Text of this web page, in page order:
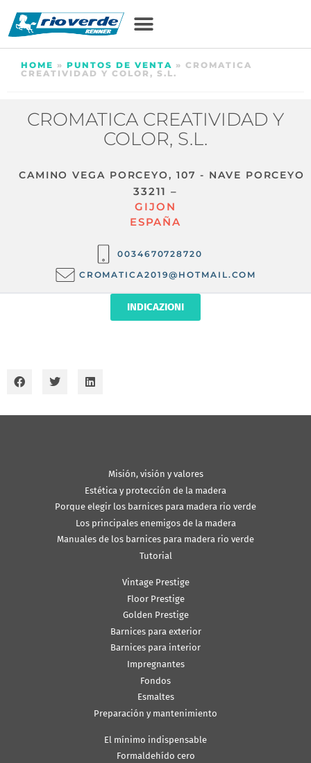
HOME » PUNTOS DE VENTA » CROMATICA
CREATIVIDAD Y COLOR, S.L.
CROMATICA CREATIVIDAD Y
COLOR, S.L.
CAMINO VEGA PORCEYO, 107 - NAVE PORCEYO
33211 –
GIJON
ESPAÑA
0034670728720
CROMATICA2019@HOTMAIL.COM
INDICAZIONI
Misión, visión y valores
Estética y protección de la madera
Porque elegir los barnices para madera rio verde
Los principales enemigos de la madera
Manuales de los barnices para madera rio verde
Tutorial
Vintage Prestige
Floor Prestige
Golden Prestige
Barnices para exterior
Barnices para interior
Impregnantes
Fondos
Esmaltes
Preparación y mantenimiento
El mínimo indispensable
Formaldehído cero